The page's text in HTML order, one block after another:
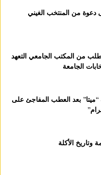
دعوة من المنتخب الغيني
من المكتب الجامعي التعهد
الجامعة
بعد العطب المفاجئ على
وتاريخ الأكلة